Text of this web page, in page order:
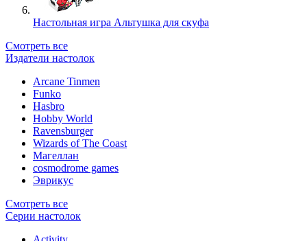
Настольная игра Альтушка для скуфа
Смотреть все
Издатели настолок
Arcane Tinmen
Funko
Hasbro
Hobby World
Ravensburger
Wizards of The Coast
Магеллан
сosmodrome games
Эврикус
Смотреть все
Серии настолок